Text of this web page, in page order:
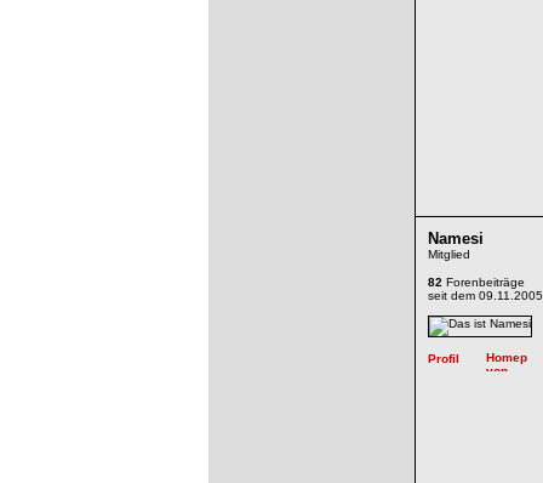
Namesi
Mitglied
82 Forenbeiträge
seit dem 09.11.2005